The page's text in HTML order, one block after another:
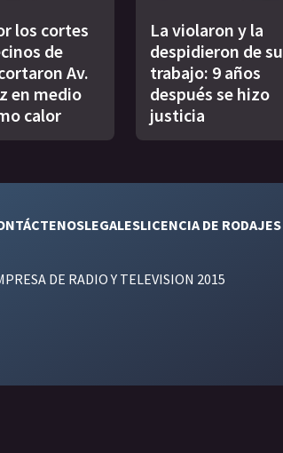
los cortes
de
Av.
en medio
calor
La violaron y la
despidieron de su
trabajo: 9 años
después se hizo
justicia
LEGALESLICENCIA DE RODAJES
DE RADIO Y TELEVISION 2015